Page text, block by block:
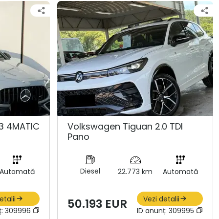
4MATIC
Automată
309996
Volkswagen Tiguan 2.0 TDI
Pano
Diesel 22.773 km Automată
50.193 EUR
Vezi detalii
ID anunț: 309995